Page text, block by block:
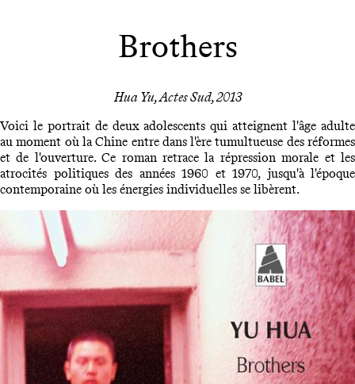
Brothers
Hua Yu, Actes Sud, 2013
Voici le portrait de deux adolescents qui atteignent l'âge adulte
au moment où la Chine entre dans l'ère tumultueuse des réformes
et de l'ouverture. Ce roman retrace la répression morale et les
atrocités politiques des années 1960 et 1970, jusqu'à l'époque
contemporaine où les énergies individuelles se libèrent.